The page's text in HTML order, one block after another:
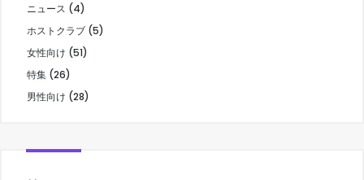
ニュース (4)
ホストクラブ (5)
女性向け (51)
特集 (26)
男性向け (28)